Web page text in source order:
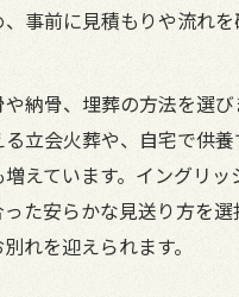
シュコッカースパニエル
の目安
葬予約をスムーズに進め
時に火葬タイミングで注
事前に見積もりや流れを
納骨、埋葬の方法を選び
立会火葬や、自宅で供
えています。イングリッ
た安らかな見送り方を選
れを迎えられます。